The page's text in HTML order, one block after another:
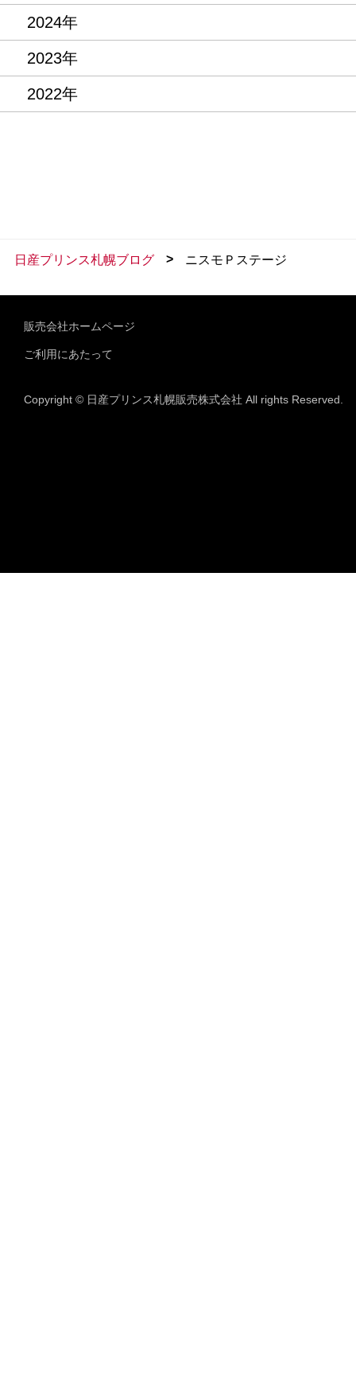
2024年
2023年
2022年
日産プリンス札幌ブログ > ニスモＰステージ
販売会社ホームページ
ご利用にあたって
Copyright © 日産プリンス札幌販売株式会社 All rights Reserved.